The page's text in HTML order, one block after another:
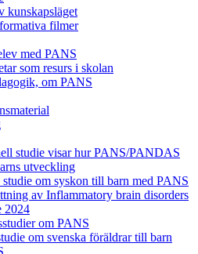
kunskapsläget
filmer
med PANS
som resurs i skolan
om PANS
studie visar hur PANS/PANDAS
utveckling
studie om syskon till barn med PANS
av Inflammatory brain disorders
2024
om PANS
om svenska föräldrar till barn